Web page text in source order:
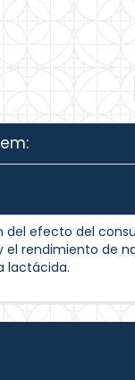
del efecto del
el rendimiento de
lactácida.